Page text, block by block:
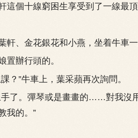
個十線窮困生享受到了一線最頂
、金花銀花和小燕，坐着牛車一
辦行頭的。
”牛車上，葉采蘋再次詢問。
了。彈琴或是畫畫的……對我沒
我的。”